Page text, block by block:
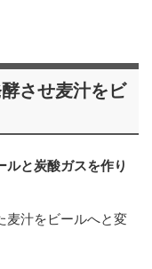
させ麦汁をビ
ルと炭酸ガスを作り
麦汁をビールへと変